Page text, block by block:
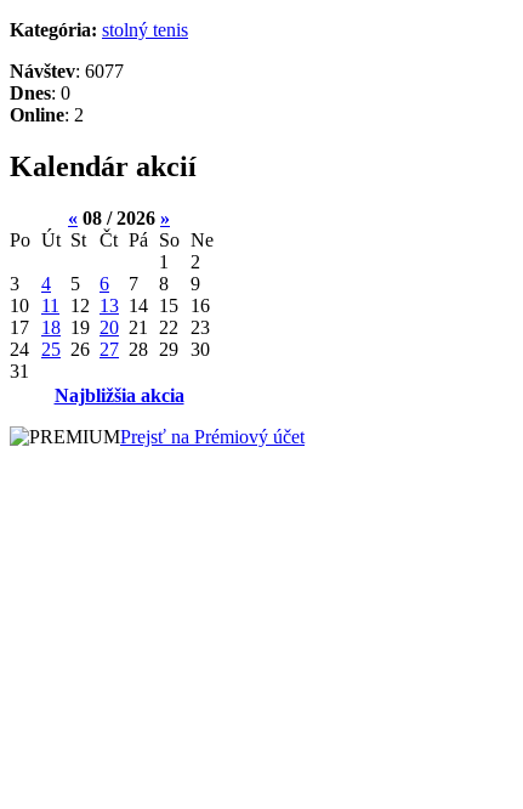
Kategória: stolný tenis
Návštev: 6077
Dnes: 0
Online: 2
Kalendár akcií
« 08 / 2026 »
Po Út St Čt Pá So Ne
1
2
3
4 5 6 7 8
9
10
11 12 13 14 15
16
17
18 19 20 21 22
23
24
25 26 27 28 29 30
31
Najbližšia akcia
Prejsť na Prémiový účet